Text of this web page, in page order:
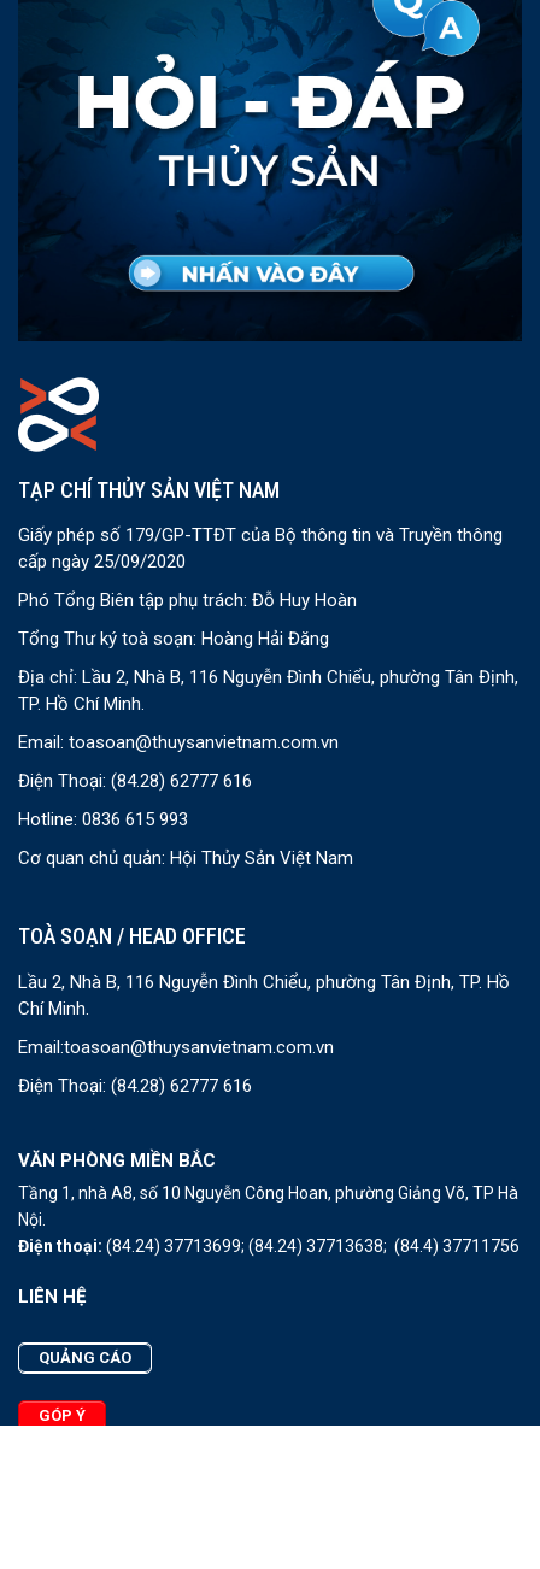
TẠP CHÍ THỦY SẢN VIỆT NAM
Giấy phép số 179/GP-TTĐT của Bộ thông tin và Truyền thông
cấp ngày 25/09/2020
Phó Tổng Biên tập phụ trách: Đỗ Huy Hoàn
Tổng Thư ký toà soạn: Hoàng Hải Đăng
Địa chỉ: Lầu 2, Nhà B, 116 Nguyễn Đình Chiểu, phường Tân Định,
TP. Hồ Chí Minh.
Email: toasoan@thuysanvietnam.com.vn
Điện Thoại: (84.28) 62777 616
Hotline: 0836 615 993
Cơ quan chủ quản: Hội Thủy Sản Việt Nam
TOÀ SOẠN / HEAD OFFICE
Lầu 2, Nhà B, 116 Nguyễn Đình Chiểu, phường Tân Định, TP. Hồ
Chí Minh.
Email:toasoan@thuysanvietnam.com.vn
Điện Thoại: (84.28) 62777 616
VĂN PHÒNG MIỀN BẮC
Tầng 1, nhà A8, số 10 Nguyễn Công Hoan, phường Giảng Võ, TP Hà
Nội.
Điện thoại: (84.24) 37713699; (84.24) 37713638; (84.4) 37711756
LIÊN HỆ
QUẢNG CÁO
GÓP Ý